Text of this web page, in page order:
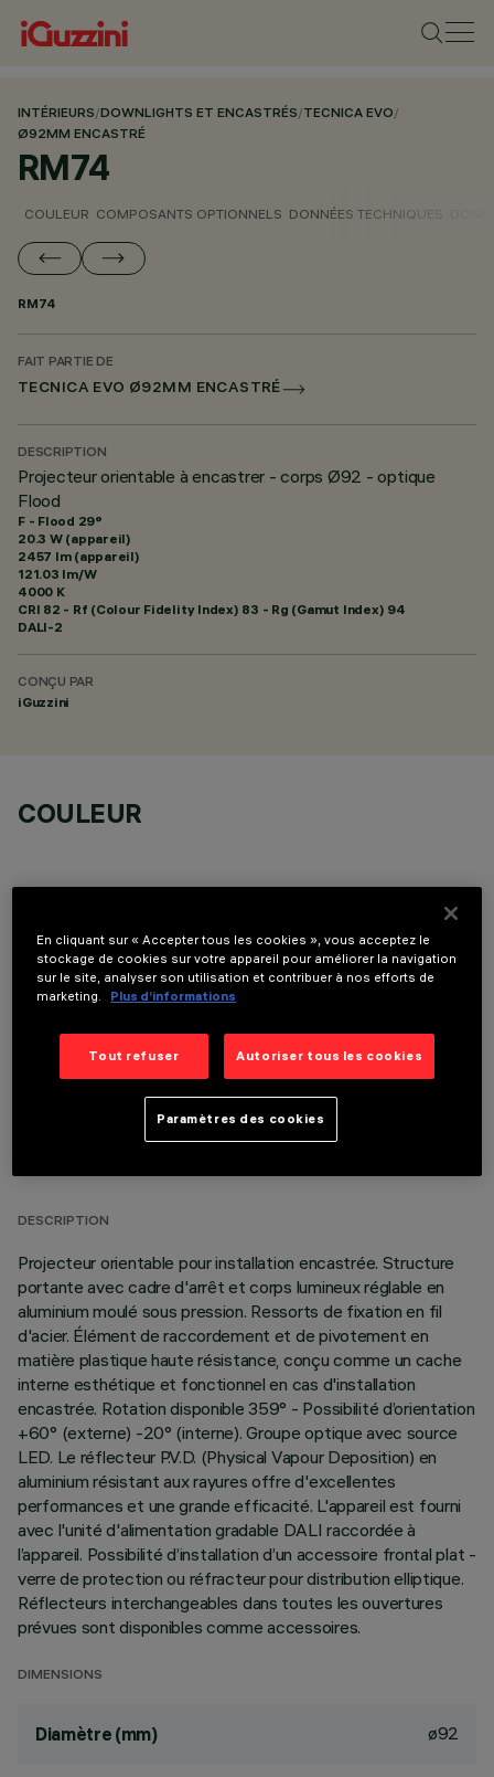
INTÉRIEURS/DOWNLIGHTS ET ENCASTRÉS/TECNICA EVO/
Ø92MM ENCASTRÉ
RM74
COULEUR COMPOSANTS OPTIONNELS DONNÉES TECHNIQUES
RM74
FAIT PARTIE DE
TECNICA EVO Ø92MM ENCASTRÉ
DESCRIPTION
Projecteur orientable à encastrer - corps Ø92 - optique
Flood
F - Flood 29°
20.3 W (appareil)
2457 lm (appareil)
121.03 lm/W
4000 K
CRI 82 - Rf (Colour Fidelity Index) 83 - Rg (Gamut Index) 94
DALI-2
CONÇU PAR
iGuzzini
COULEUR
COMPOSANTS OPTIONNELS
DONNÉES TECHNIQUES
DESCRIPTION
Projecteur orientable pour installation encastrée. Structure
portante avec cadre d'arrêt et corps lumineux réglable en
aluminium moulé sous pression. Ressorts de fixation en fil
d'acier. Élément de raccordement et de pivotement en
matière plastique haute résistance, conçu comme un cache
interne esthétique et fonctionnel en cas d'installation
encastrée. Rotation disponible 359° - Possibilité d’orientation
+60° (externe) -20° (interne). Groupe optique avec source
LED. Le réflecteur P.V.D. (Physical Vapour Deposition) en
aluminium résistant aux rayures offre d'excellentes
performances et une grande efficacité. L'appareil est fourni
avec l'unité d'alimentation gradable DALI raccordée à
l’appareil. Possibilité d’installation d’un accessoire frontal plat -
verre de protection ou réfracteur pour distribution elliptique.
Réflecteurs interchangeables dans toutes les ouvertures
prévues sont disponibles comme accessoires.
DIMENSIONS
Diamètre (mm) ø92
En cliquant sur « Accepter tous les cookies », vous acceptez le
stockage de cookies sur votre appareil pour améliorer la navigation
sur le site, analyser son utilisation et contribuer à nos efforts de
marketing.
Plus d’informations
Tout refuser Autoriser tous les cookies
Paramètres des cookies